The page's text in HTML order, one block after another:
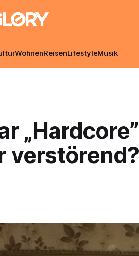
WohnenReisenLifestyleMusik
„Hardcore”
verstörend?